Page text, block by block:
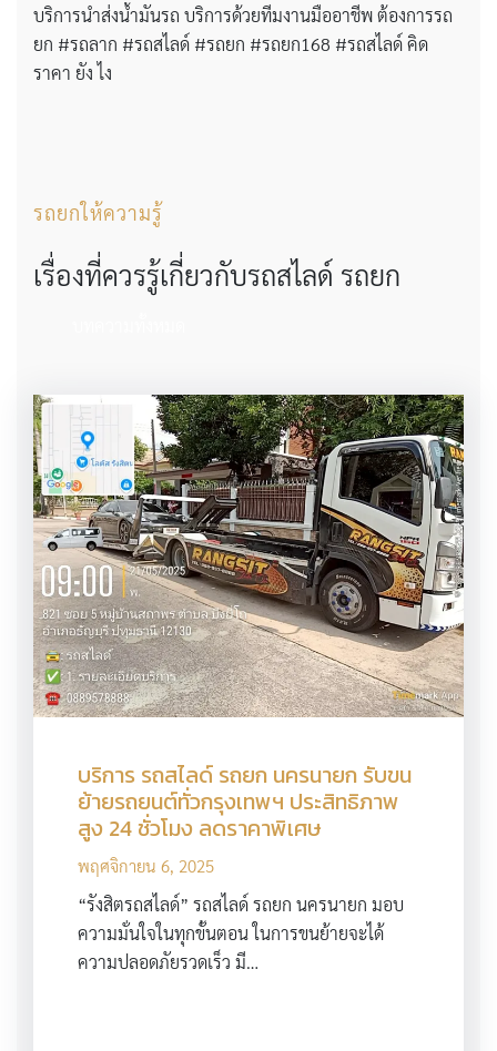
บริการนำส่งน้ำมันรถ บริการด้วยทีมงานมืออาชีพ ต้องการรถ
ยก #รถลาก #รถสไลด์ #รถยก #รถยก168 #รถสไลด์ คิด
ราคา ยัง ไง
รถยกให้ความรู้
เรื่องที่ควรรู้เกี่ยวกับรถสไลด์ รถยก
บริการ รถสไลด์ รถยก นครนายก รับขน
ย้ายรถยนต์ทั่วกรุงเทพฯ ประสิทธิภาพ
สูง 24 ชั่วโมง ลดราคาพิเศษ
พฤศจิกายน 6, 2025
“รังสิตรถสไลด์” รถสไลด์ รถยก นครนายก มอบ
ความมั่นใจในทุกขั้นตอน ในการขนย้ายจะได้
ความปลอดภัยรวดเร็ว มี…